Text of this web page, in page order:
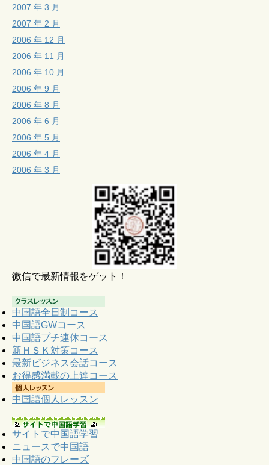
2007 年 3 月
2007 年 2 月
2006 年 12 月
2006 年 11 月
2006 年 10 月
2006 年 9 月
2006 年 8 月
2006 年 6 月
2006 年 5 月
2006 年 4 月
2006 年 3 月
微信で最新情報をゲット！
中国語全日制コース
中国語GWコース
中国語プチ連休コース
新ＨＳＫ対策コース
最新ビジネス会話コース
お得感満載の上達コース
中国語個人レッスン
サイトで中国語学習
ニュースで中国語
中国語のフレーズ